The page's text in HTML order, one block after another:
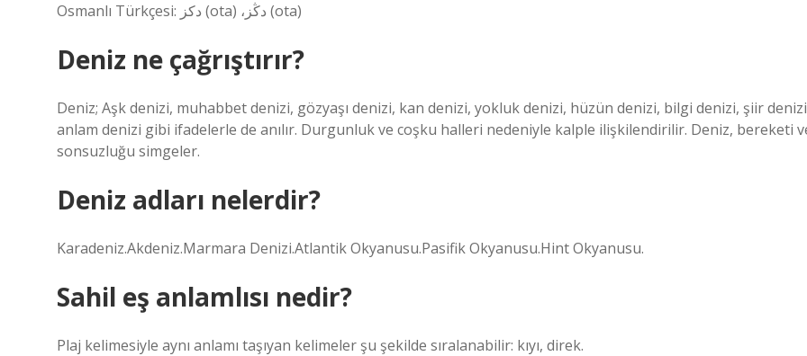
Osmanlı Türkçesi: دكز‎ (ota) ،دڭز‎ (ota)
Deniz ne çağrıştırır?
Deniz; Aşk denizi, muhabbet denizi, gözyaşı denizi, kan denizi, yokluk denizi, hüzün denizi, bilgi denizi, şiir
anlam denizi gibi ifadelerle de anılır. Durgunluk ve coşku halleri nedeniyle kalple ilişkilendirilir. Deniz, bereketi
sonsuzluğu simgeler.
Deniz adları nelerdir?
Karadeniz.Akdeniz.Marmara Denizi.Atlantik Okyanusu.Pasifik Okyanusu.Hint Okyanusu.
Sahil eş anlamlısı nedir?
Plaj kelimesiyle aynı anlamı taşıyan kelimeler şu şekilde sıralanabilir: kıyı, direk.